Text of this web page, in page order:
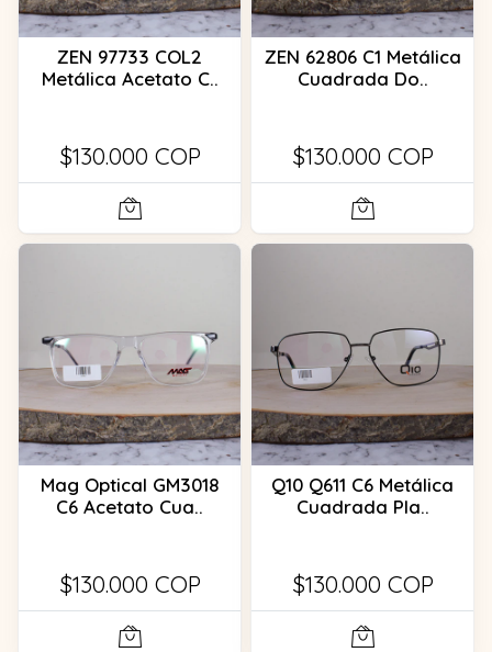
ZEN 97733 COL2
Metálica Acetato C..
$130.000 COP
ZEN 62806 C1 Metálica
Cuadrada Do..
$130.000 COP
Mag Optical GM3018
C6 Acetato Cua..
$130.000 COP
Q10 Q611 C6 Metálica
Cuadrada Pla..
$130.000 COP